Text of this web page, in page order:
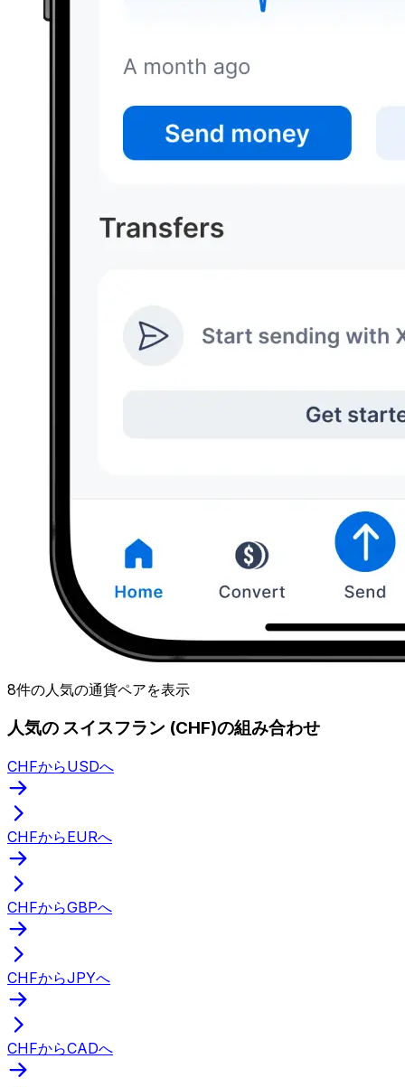
8件の人気の通貨ペアを表示
人気の スイスフラン (CHF)の組み合わせ
CHFからUSDへ
CHFからEURへ
CHFからGBPへ
CHFからJPYへ
CHFからCADへ